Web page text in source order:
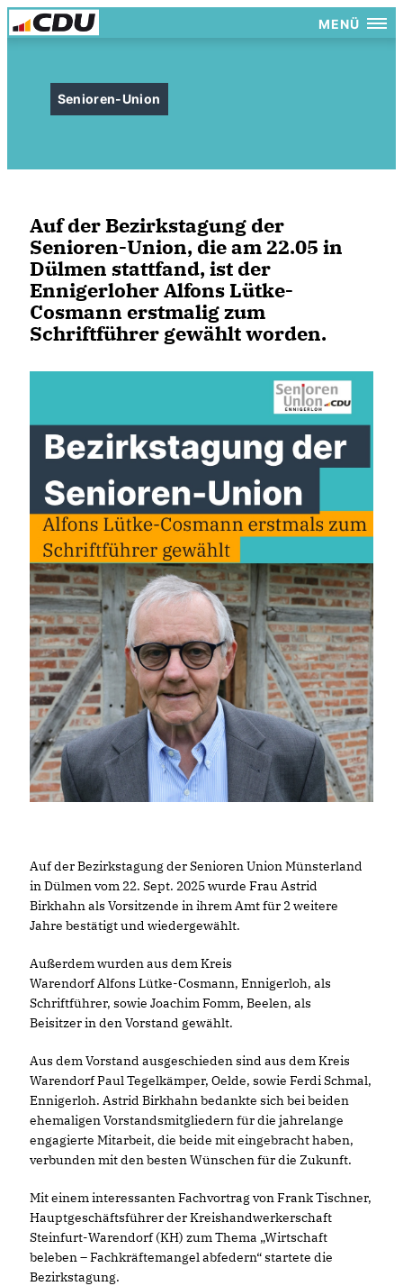
MENÜ
Senioren-Union
Auf der Bezirkstagung der
Senioren-Union, die am 22.05 in
Dülmen stattfand, ist der
Ennigerloher Alfons Lütke-
Cosmann erstmalig zum
Schriftführer gewählt worden.
Auf der Bezirkstagung der Senioren Union Münsterland
in Dülmen vom 22. Sept. 2025 wurde Frau Astrid
Birkhahn als Vorsitzende in ihrem Amt für 2 weitere
Jahre bestätigt und wiedergewählt.
Außerdem wurden aus dem Kreis
Warendorf Alfons Lütke-Cosmann, Ennigerloh, als
Schriftführer, sowie Joachim Fomm, Beelen, als
Beisitzer in den Vorstand gewählt.
Aus dem Vorstand ausgeschieden sind aus dem Kreis
Warendorf Paul Tegelkämper, Oelde, sowie Ferdi Schmal,
Ennigerloh. Astrid Birkhahn bedankte sich bei beiden
ehemaligen Vorstandsmitgliedern für die jahrelange
engagierte Mitarbeit, die beide mit eingebracht haben,
verbunden mit den besten Wünschen für die Zukunft.
Mit einem interessanten Fachvortrag von Frank Tischner,
Hauptgeschäftsführer der Kreishandwerkerschaft
Steinfurt-Warendorf (KH) zum Thema „Wirtschaft
beleben – Fachkräftemangel abfedern“ startete die
Bezirkstagung.